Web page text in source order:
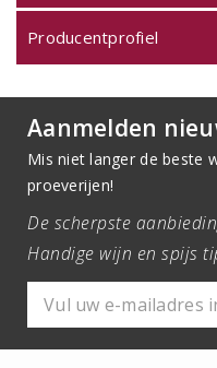
Producentprofiel
Aanmelden
Mis niet langer de beste
proeverijen!
De scherpste
Handige wijn en spijs